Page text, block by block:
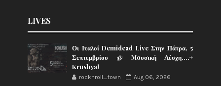
LIVES
Οι Ιταλοί Demidead Live Στην Πάτρα, 5
Σεπτεμβρίου @ Moυσική Λέσχη….+
Krushya!
rocknroll_town Aug 06, 2026